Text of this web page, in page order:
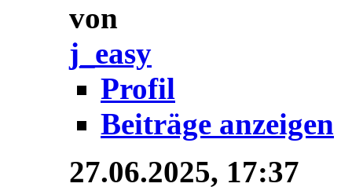
von
j_easy
Profil
Beiträge anzeigen
27.06.2025, 17:37